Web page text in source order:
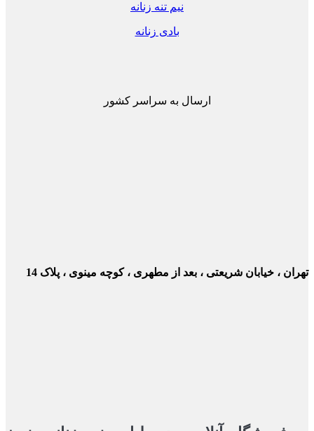
نیم تنه زنانه
بادی زنانه
ارسال به سراسر کشور
، خیابان شریعتی ، بعد از مطهری ، کوچه مینوی ، پلاک 14